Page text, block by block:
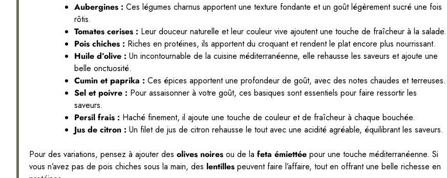
Aubergines : Ces légumes charnus apportent une texture fondante et un goût légèrement sucré une fois
rôtis.
Tomates cerises : Leur douceur naturelle et leur couleur vive ajoutent une touche de fraîcheur à la salade.
Pois chiches : Riches en protéines, ils apportent du croquant et rendent le plat encore plus nourrissant.
Huile d’olive : Un incontournable de la cuisine méditerranéenne, elle rehausse les saveurs et ajoute une
belle onctuosité.
Cumin et paprika : Ces épices apportent une profondeur de goût, avec des notes chaudes et terreuses.
Sel et poivre : Pour assaisonner à votre goût, ces basiques sont essentiels pour faire ressortir les
saveurs.
Persil frais : Haché finement, il ajoute une touche de couleur et de fraîcheur à chaque bouchée.
Jus de citron : Un filet de jus de citron rehausse le tout avec une acidité agréable, équilibrant les saveurs.
Pour des variations, pensez à ajouter des olives noires ou de la feta émiettée pour une touche méditerranéenne. Si
vous n’avez pas de pois chiches sous la main, des lentilles peuvent faire l’affaire, tout en offrant une belle richesse en